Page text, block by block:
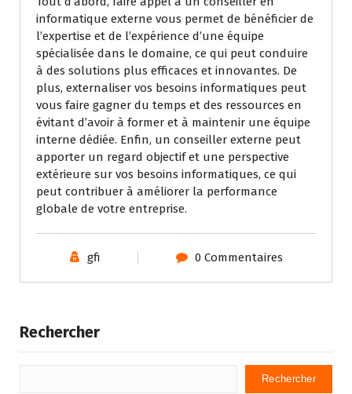
informatique externe vous permet de bénéficier de
l’expertise et de l’expérience d’une équipe
spécialisée dans le domaine, ce qui peut conduire
à des solutions plus efficaces et innovantes. De
plus, externaliser vos besoins informatiques peut
vous faire gagner du temps et des ressources en
évitant d’avoir à former et à maintenir une équipe
interne dédiée. Enfin, un conseiller externe peut
apporter un regard objectif et une perspective
extérieure sur vos besoins informatiques, ce qui
peut contribuer à améliorer la performance
globale de votre entreprise.
gfi 0 Commentaires
Rechercher
Rechercher